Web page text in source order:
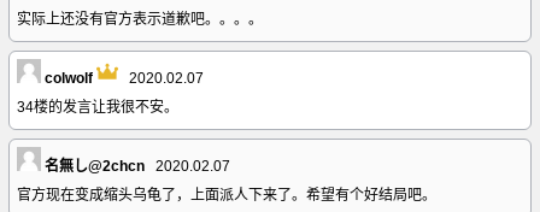
实际上还没有官方表示道歉吧。。。。
colwolf
2020.02.07
34楼的发言让我很不安。
名無し@2chcn
2020.02.07
官方现在变成缩头乌龟了，上面派人下来了。希望有个好结局吧。